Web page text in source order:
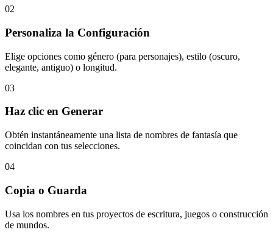
02
Personaliza la Configuración
Elige opciones como género (para personajes), estilo (oscuro,
elegante, antiguo) o longitud.
03
Haz clic en Generar
Obtén instantáneamente una lista de nombres de fantasía que
coincidan con tus selecciones.
04
Copia o Guarda
Usa los nombres en tus proyectos de escritura, juegos o construcción
de mundos.